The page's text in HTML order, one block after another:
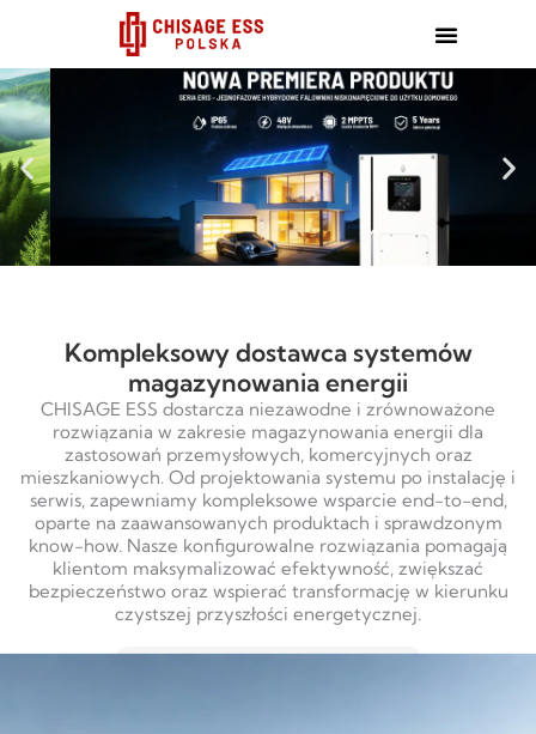
容
Kompleksowy dostawca systemów
magazynowania energii
CHISAGE ESS dostarcza niezawodne i zrównoważone
rozwiązania w zakresie magazynowania energii dla
zastosowań przemysłowych, komercyjnych oraz
mieszkaniowych. Od projektowania systemu po instalację i
serwis, zapewniamy kompleksowe wsparcie end-to-end,
oparte na zaawansowanych produktach i sprawdzonym
know-how. Nasze konfigurowalne rozwiązania pomagają
klientom maksymalizować efektywność, zwiększać
bezpieczeństwo oraz wspierać transformację w kierunku
czystszej przyszłości energetycznej.